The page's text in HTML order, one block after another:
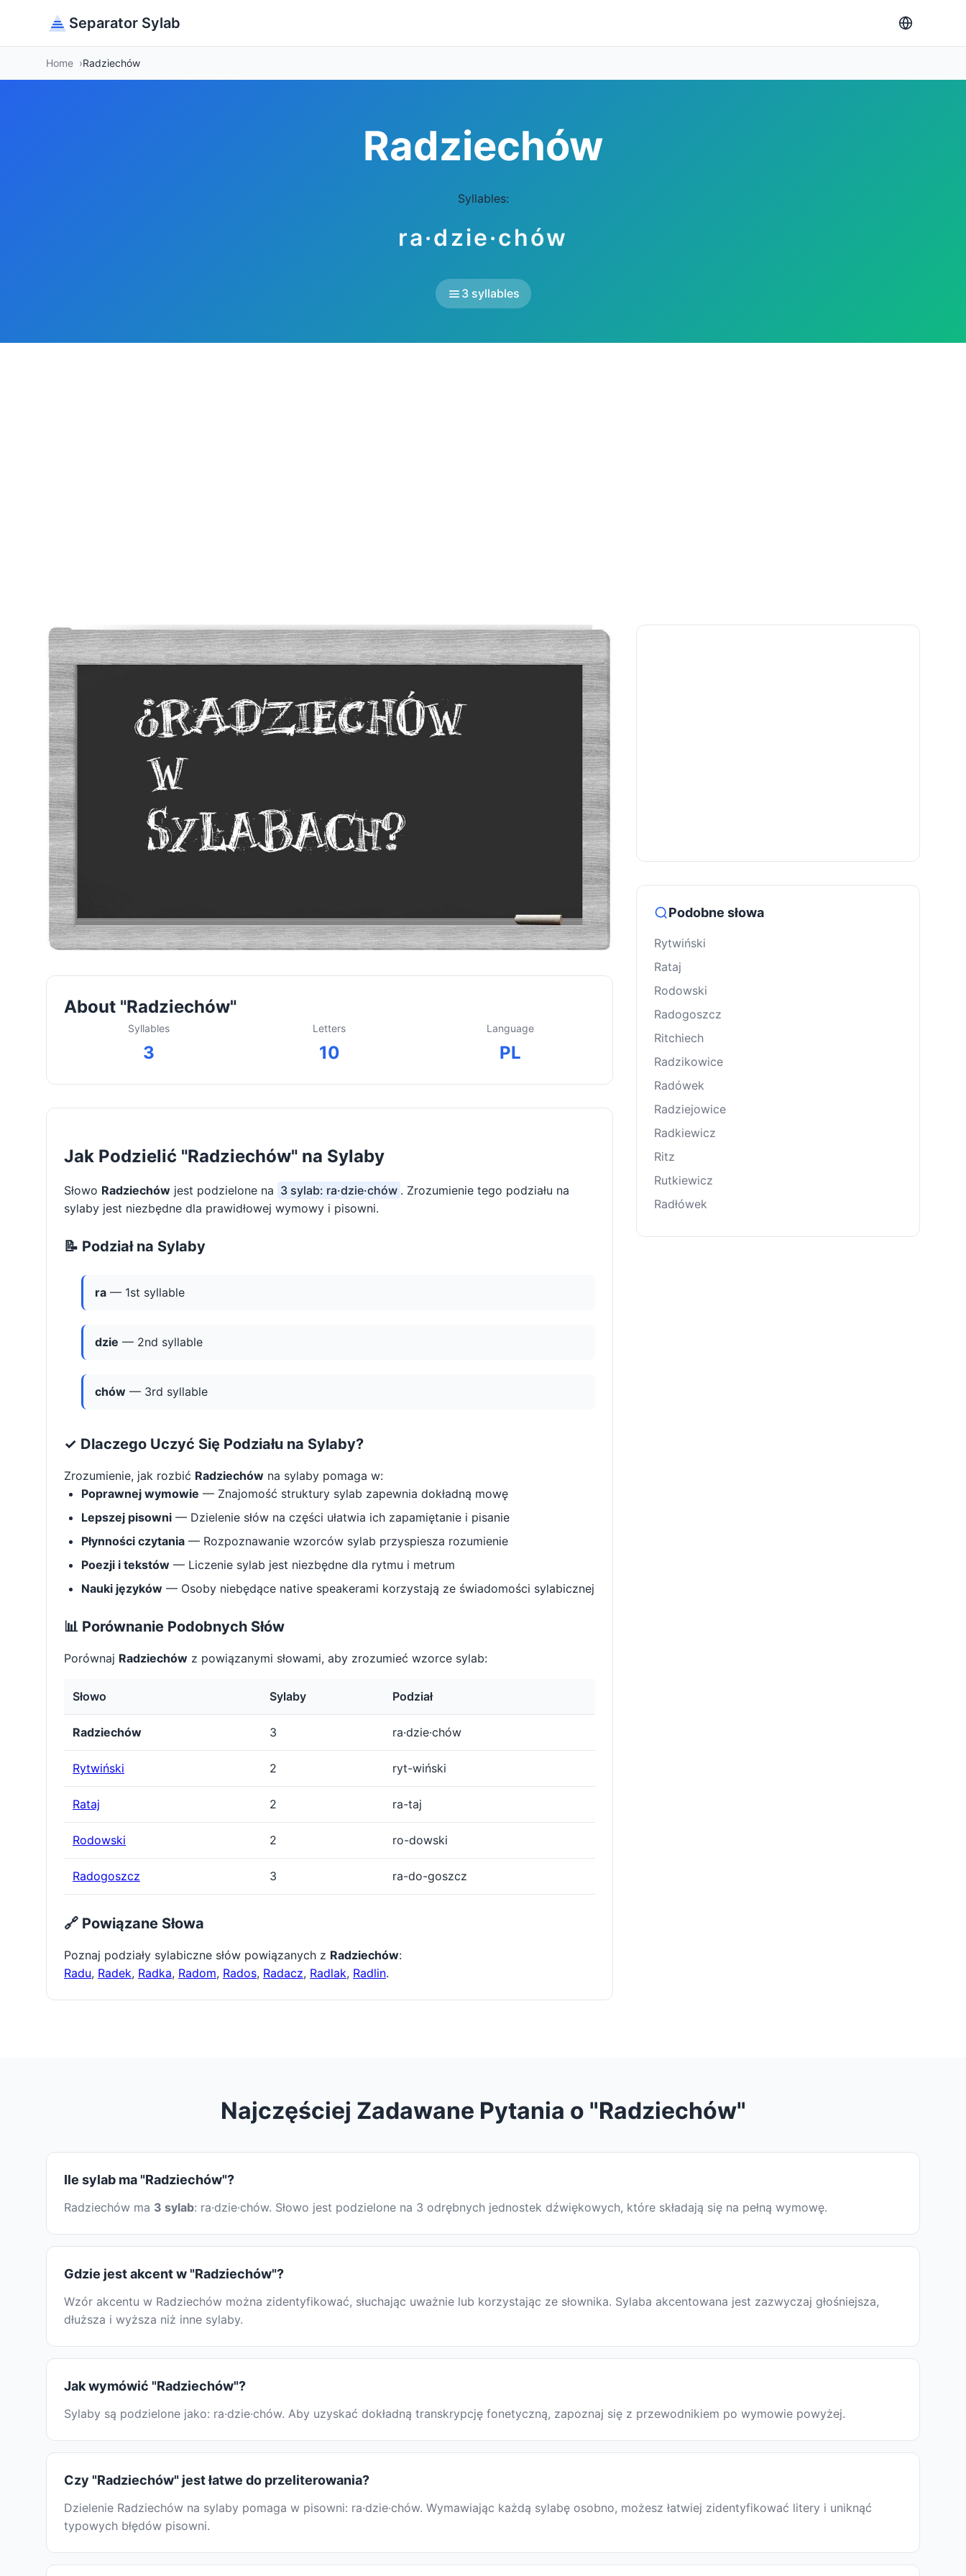
Separator Sylab
Home Radziechów
Radziechów
Syllables:
ra·dzie·chów
3 syllables
About "Radziechów"
Syllables
3
Letters
10
Language
PL
Jak Podzielić "Radziechów" na Sylaby
Słowo Radziechów jest podzielone na 3 sylab: ra·dzie·chów . Zrozumienie tego podziału na
sylaby jest niezbędne dla prawidłowej wymowy i pisowni.
📝 Podział na Sylaby
ra — 1st syllable
dzie — 2nd syllable
chów — 3rd syllable
✓ Dlaczego Uczyć Się Podziału na Sylaby?
Zrozumienie, jak rozbić Radziechów na sylaby pomaga w:
Poprawnej wymowie — Znajomość struktury sylab zapewnia dokładną mowę
Lepszej pisowni — Dzielenie słów na części ułatwia ich zapamiętanie i pisanie
Płynności czytania — Rozpoznawanie wzorców sylab przyspiesza rozumienie
Poezji i tekstów — Liczenie sylab jest niezbędne dla rytmu i metrum
Nauki języków — Osoby niebędące native speakerami korzystają ze świadomości sylabicznej
📊 Porównanie Podobnych Słów
Porównaj Radziechów z powiązanymi słowami, aby zrozumieć wzorce sylab:
Słowo Sylaby Podział
Radziechów 3 ra·dzie·chów
Rytwiński 2 ryt-wiński
Rataj 2 ra-taj
Rodowski 2 ro-dowski
Radogoszcz 3 ra-do-goszcz
🔗 Powiązane Słowa
Poznaj podziały sylabiczne słów powiązanych z Radziechów:
Radu, Radek, Radka, Radom, Rados, Radacz, Radlak, Radlin.
Podobne słowa
Rytwiński
Rataj
Rodowski
Radogoszcz
Ritchiech
Radzikowice
Radówek
Radziejowice
Radkiewicz
Ritz
Rutkiewicz
Radłówek
Najczęściej Zadawane Pytania o "Radziechów"
Ile sylab ma "Radziechów"?
Radziechów ma 3 sylab: ra·dzie·chów. Słowo jest podzielone na 3 odrębnych jednostek dźwiękowych, które składają się na pełną wymowę.
Gdzie jest akcent w "Radziechów"?
Wzór akcentu w Radziechów można zidentyfikować, słuchając uważnie lub korzystając ze słownika. Sylaba akcentowana jest zazwyczaj głośniejsza,
dłuższa i wyższa niż inne sylaby.
Jak wymówić "Radziechów"?
Sylaby są podzielone jako: ra·dzie·chów. Aby uzyskać dokładną transkrypcję fonetyczną, zapoznaj się z przewodnikiem po wymowie powyżej.
Czy "Radziechów" jest łatwe do przeliterowania?
Dzielenie Radziechów na sylaby pomaga w pisowni: ra·dzie·chów. Wymawiając każdą sylabę osobno, możesz łatwiej zidentyfikować litery i uniknąć
typowych błędów pisowni.